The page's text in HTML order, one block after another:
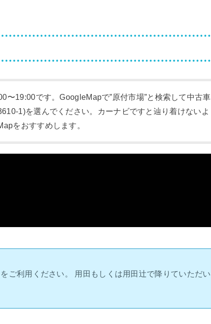
〜19:00です。GoogleMapで”原付市場”と検索して中古車
1)を選んでください。カーナビですと辿り着けないよ
をおすすめします。
ご利用ください。 用田もしくは用田辻で降りていただい